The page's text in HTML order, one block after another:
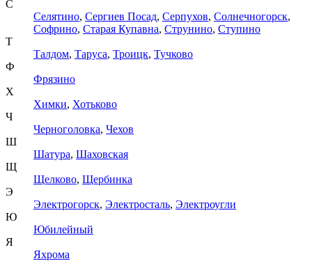
С
Селятино, Сергиев Посад, Серпухов, Солнечногорск,
Софрино, Старая Купавна, Струнино, Ступино
Т
Талдом, Таруса, Троицк, Тучково
Ф
Фрязино
Х
Химки, Хотьково
Ч
Черноголовка, Чехов
Ш
Шатура, Шаховская
Щ
Щелково, Щербинка
Э
Электрогорск, Электросталь, Электроугли
Ю
Юбилейный
Я
Яхрома